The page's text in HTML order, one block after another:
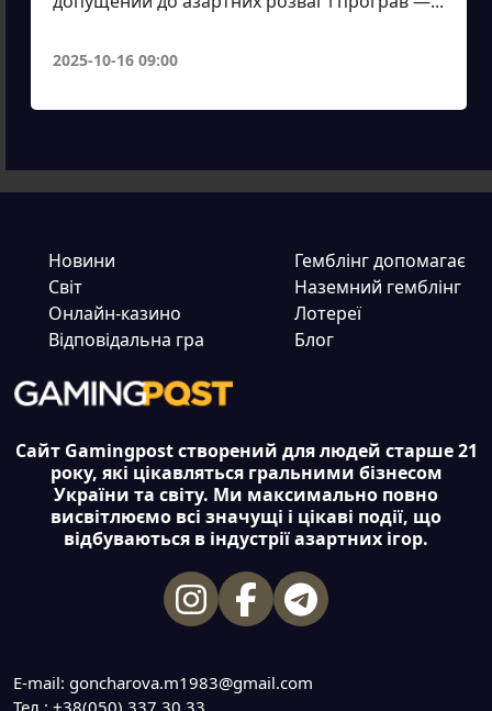
2025-10-16 09:00
Новини
Світ
Онлайн-казино
Відповідальна гра
Гемблінг допомагає
Наземний гемблінг
Лотереї
Блог
Сайт Gamingpost створений для людей старше 21
року, які цікавляться гральними бізнесом
України та світу. Ми максимально повно
висвітлюємо всі значущі і цікаві події, що
відбуваються в індустрії азартних ігор.
E-mail: goncharova.m1983@gmail.com